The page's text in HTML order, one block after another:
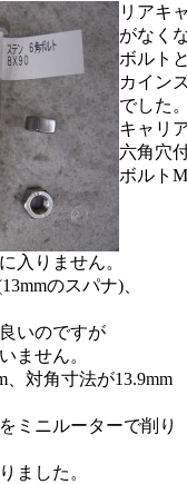
リアキ
がなく
ボルト
カイン
でした
キャリ
六角穴
ボルト
入りません。
のスパナ)、
いのですが
ません。
対角寸法が13.9mm
ミニルーターで削り
ました。